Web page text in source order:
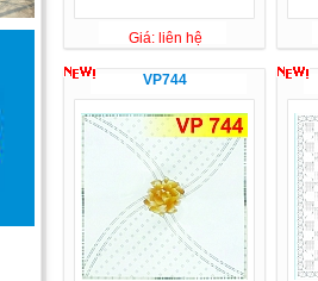
Giá: liên hệ
VP744